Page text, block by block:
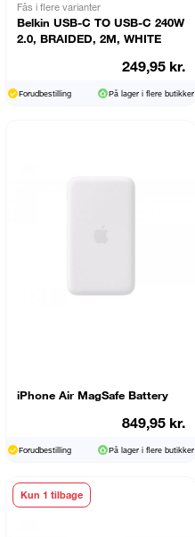
Fås i flere varianter
Belkin USB-C TO USB-C 240W
2.0, BRAIDED, 2M, WHITE
249,95 kr.
Forudbestilling På lager i flere butikker
iPhone Air MagSafe Battery
849,95 kr.
Forudbestilling På lager i flere butikker
Kun 1 tilbage